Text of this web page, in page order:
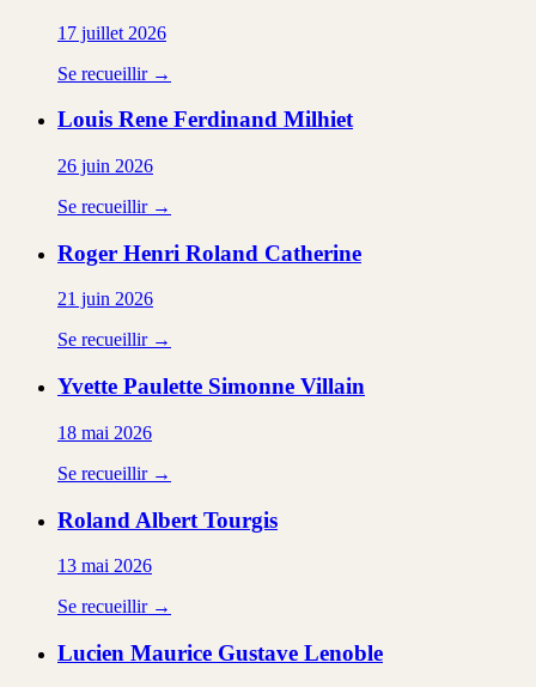
17 juillet 2026
Se recueillir →
Louis Rene Ferdinand Milhiet
26 juin 2026
Se recueillir →
Roger Henri Roland Catherine
21 juin 2026
Se recueillir →
Yvette Paulette Simonne Villain
18 mai 2026
Se recueillir →
Roland Albert Tourgis
13 mai 2026
Se recueillir →
Lucien Maurice Gustave Lenoble